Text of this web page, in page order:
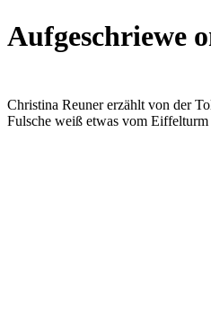
Aufgeschriewe
Christina Reuner erzählt von der
Fulsche weiß etwas vom Eiffelturm